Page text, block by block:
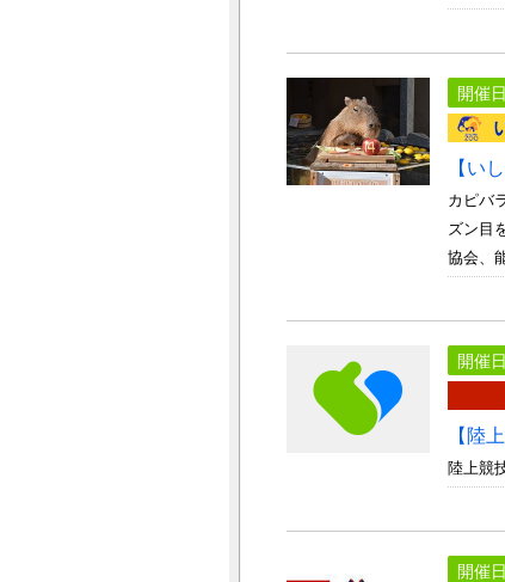
開催日
【い
カピバ
ズン目
協会、
開催日
【陸
陸上競
開催日